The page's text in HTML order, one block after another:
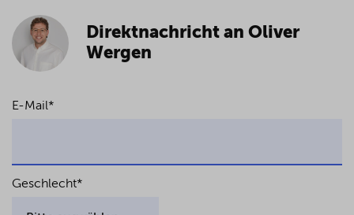
Direktnachricht an Oliver
Wergen
E-Mail*
Geschlecht*